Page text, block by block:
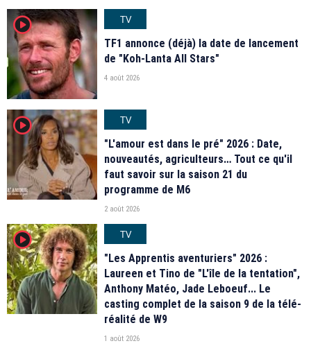
player2
TV
TF1 annonce (déjà) la date de lancement
de "Koh-Lanta All Stars"
4 août 2026
player2
TV
"L'amour est dans le pré" 2026 : Date,
nouveautés, agriculteurs… Tout ce qu'il
faut savoir sur la saison 21 du
programme de M6
2 août 2026
player2
TV
"Les Apprentis aventuriers" 2026 :
Laureen et Tino de "L'île de la tentation",
Anthony Matéo, Jade Leboeuf... Le
casting complet de la saison 9 de la télé-
réalité de W9
1 août 2026